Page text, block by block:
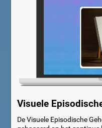
Visuele
De Visuele Episodische